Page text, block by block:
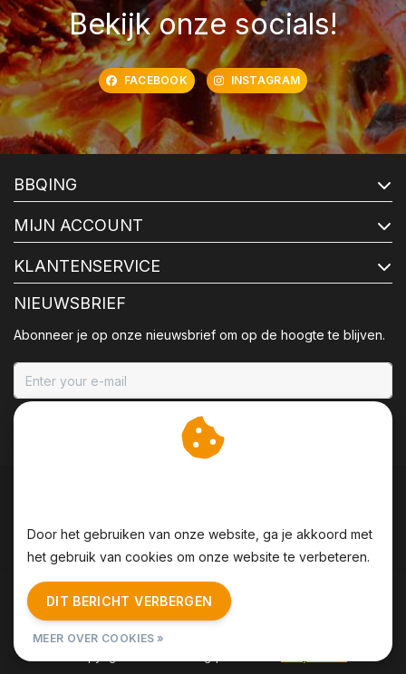
Bekijk onze socials!
FACEBOOK INSTAGRAM
BBQING
MIJN ACCOUNT
KLANTENSERVICE
NIEUWSBRIEF
Abonneer je op onze nieuwsbrief om op de hoogte te blijven.
Algemene voorwaarden | Disclaimer
Sitemap
| RSS Feed
Door het gebruiken van onze website, ga je akkoord met
het gebruik van cookies om onze website te verbeteren.
DIT BERICHT VERBERGEN
MEER OVER COOKIES »